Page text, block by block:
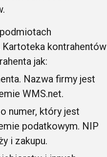
kontrahentów
jak:
Nazwa firmy jest
WMS.net.
numer, który jest
podatkowym. NIP
i zakupu.